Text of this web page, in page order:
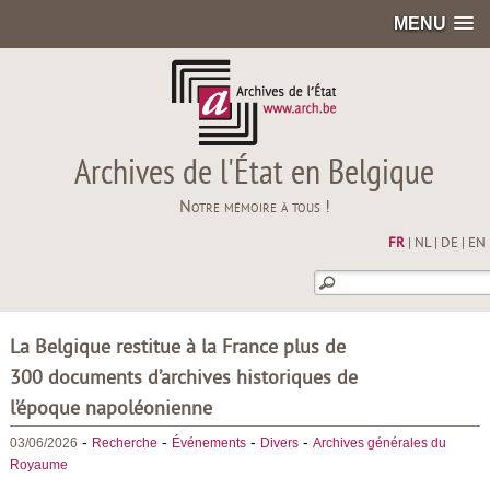
MENU
Archives de l'État en Belgique
Notre mémoire à tous !
FR| NL| DE EN
La Belgique restitue à la France plus de
300 documents d’archives historiques de
l’époque napoléonienne
03/06/2026 - Recherche - Événements- Divers- Archives générales du
Royaume